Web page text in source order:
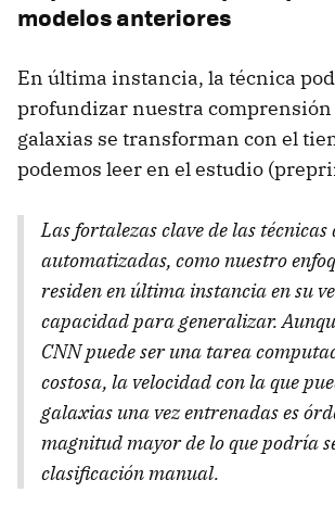
modelos anteriores
En última instancia, la técnica
profundizar nuestra comprensión
galaxias se transforman con el
podemos leer en el estudio
Las fortalezas clave de las
automatizadas, como nuestro
residen en última instancia en su
capacidad para generalizar.
CNN puede ser una tarea
costosa, la velocidad con la que
galaxias una vez entrenadas es
magnitud mayor de lo que podría
clasificación manual.